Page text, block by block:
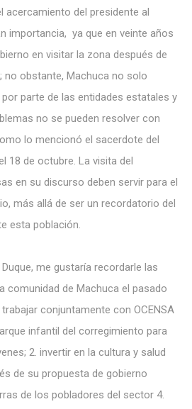
acercamiento del presidente al
importancia, ya que en veinte años
en visitar la zona después de
no obstante, Machuca no solo
parte de las entidades estatales y
no se pueden resolver con
lo mencionó el sacerdote del
18 de octubre. La visita del
en su discurso deben servir para el
más allá de ser un recordatorio del
esta población.
me gustaría recordarle las
comunidad de Machuca el pasado
conjuntamente con OCENSA
infantil del corregimiento para
2. invertir en la cultura y salud
de su propuesta de gobierno
de los pobladores del sector 4.